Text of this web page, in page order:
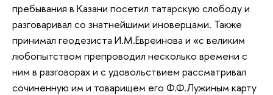
пребывания в Казани посетил татарскую слободу и
разговаривал со знатнейшими иноверцами. Также
принимал геодезиста И.М.Евреинова и «с великим
любопытством препроводил несколько времени с
ним в разговорах и с удовольствием рассматривал
сочиненную им и товарищем его Ф.Ф.Лужиным карту